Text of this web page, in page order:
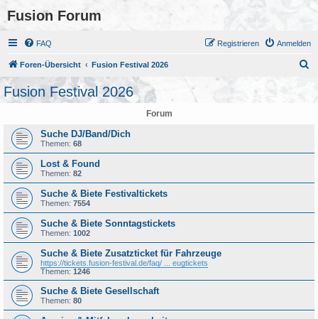
Fusion Forum
FAQ Anmelden
Registrieren
Foren-Übersicht Fusion Festival 2026
Fusion Festival 2026
Forum
Suche DJ/Band/Dich
Themen: 68
Lost & Found
Themen: 82
Suche & Biete Festivaltickets
Themen: 7554
Suche & Biete Sonntagstickets
Themen: 1002
Suche & Biete Zusatzticket für Fahrzeuge
https://tickets.fusion-festival.de/faq/ ... eugtickets
Themen: 1246
Suche & Biete Gesellschaft
Themen: 80